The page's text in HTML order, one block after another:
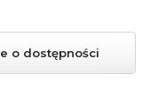
o dostępności